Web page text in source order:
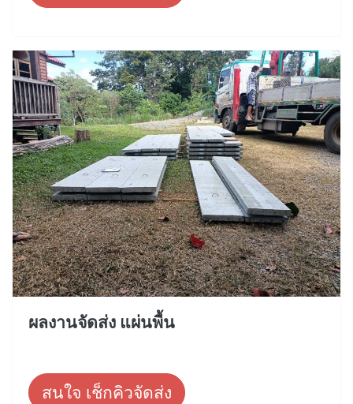
ผลงานจัดส่ง แผ่นพื้น
สนใจ เช็กคิวจัดส่ง